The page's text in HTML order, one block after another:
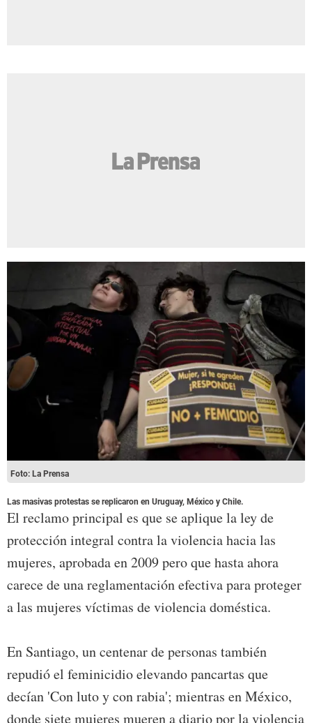
Foto: La Prensa
Las masivas protestas se replicaron en Uruguay, México y Chile.
El reclamo principal es que se aplique la ley de
protección integral contra la violencia hacia las
mujeres, aprobada en 2009 pero que hasta ahora
carece de una reglamentación efectiva para proteger
a las mujeres víctimas de violencia doméstica.
En Santiago, un centenar de personas también
repudió el feminicidio elevando pancartas que
decían 'Con luto y con rabia'; mientras en México,
donde siete mujeres mueren a diario por la violencia